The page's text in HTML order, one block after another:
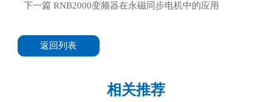
下一篇 RNB2000变频器在永磁同步电机中的应用
返回列表
相关推荐